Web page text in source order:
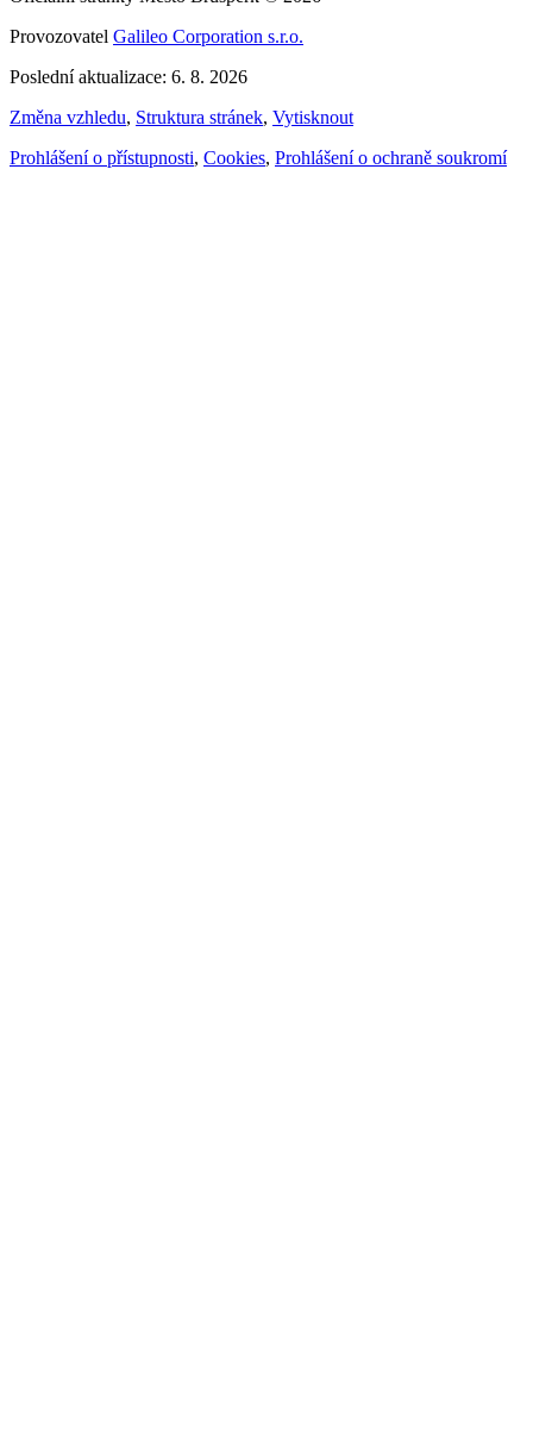
Provozovatel Galileo Corporation s.r.o.
Poslední aktualizace: 6. 8. 2026
Změna vzhledu, Struktura stránek, Vytisknout
Prohlášení o přístupnosti, Cookies, Prohlášení o ochraně soukromí